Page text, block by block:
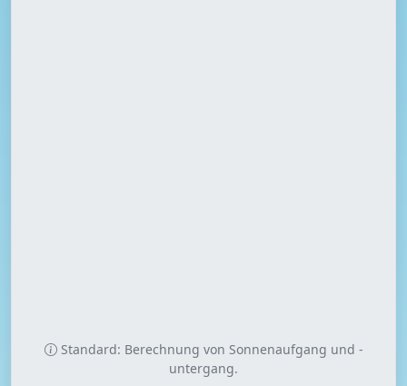
Standard: Berechnung von Sonnenaufgang und -
untergang.